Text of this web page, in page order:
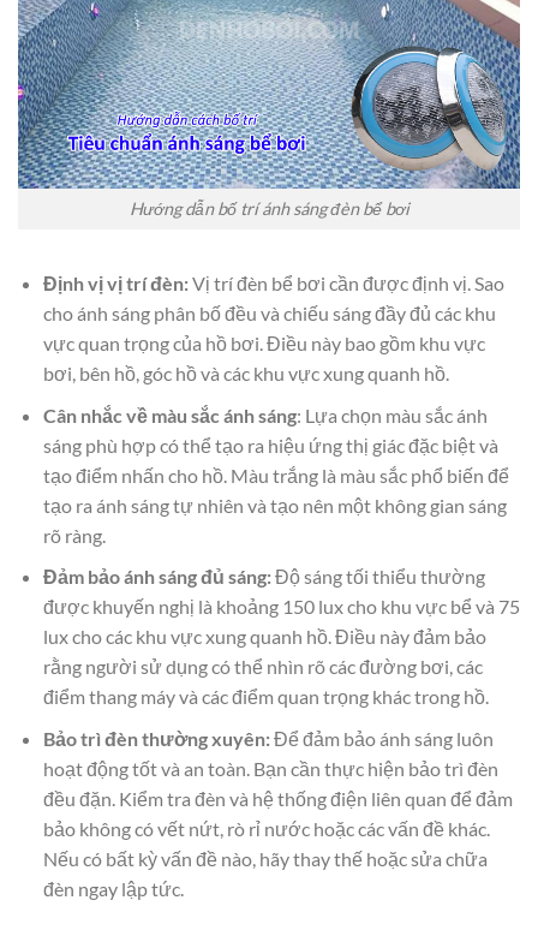
Hướng dẫn bố trí ánh sáng đèn bể bơi
Định vị vị trí đèn:Vị trí đèn bể bơi cần được định vị. Sao
cho ánh sáng phân bố đều và chiếu sáng đầy đủ các khu
vực quan trọng của hồ bơi. Điều này bao gồm khu vực
bơi, bên hồ, góc hồ và các khu vực xung quanh hồ.
Cân nhắc về màu sắc ánh sáng: Lựa chọn màu sắc ánh
sáng phù hợp có thể tạo ra hiệu ứng thị giác đặc biệt và
tạo điểm nhấn cho hồ. Màu trắng là màu sắc phổ biến để
tạo ra ánh sáng tự nhiên và tạo nên một không gian sáng
rõ ràng.
Đảm bảo ánh sáng đủ sáng:Độ sáng tối thiểu thường
được khuyến nghị là khoảng 150 lux cho khu vực bể và 75
lux cho các khu vực xung quanh hồ. Điều này đảm bảo
rằng người sử dụng có thể nhìn rõ các đường bơi, các
điểm thang máy và các điểm quan trọng khác trong hồ.
Bảo trì đèn thường xuyên:Để đảm bảo ánh sáng luôn
hoạt động tốt và an toàn. Bạn cần thực hiện bảo trì đèn
đều đặn. Kiểm tra đèn và hệ thống điện liên quan để đảm
bảo không có vết nứt, rò rỉ nước hoặc các vấn đề khác.
Nếu có bất kỳ vấn đề nào, hãy thay thế hoặc sửa chữa
đèn ngay lập tức.